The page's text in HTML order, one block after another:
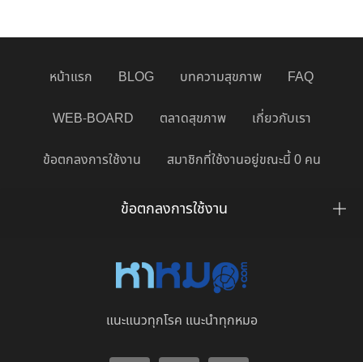
หน้าแรก BLOG บทความสุขภาพ FAQ
WEB-BOARD ตลาดสุขภาพ เกี่ยวกับเรา
ข้อตกลงการใช้งาน สมาชิกที่ใช้งานอยู่ขณะนี้ 0 คน
ข้อตกลงการใช้งาน
แนะแนวทุกโรค แนะนำทุกหมอ